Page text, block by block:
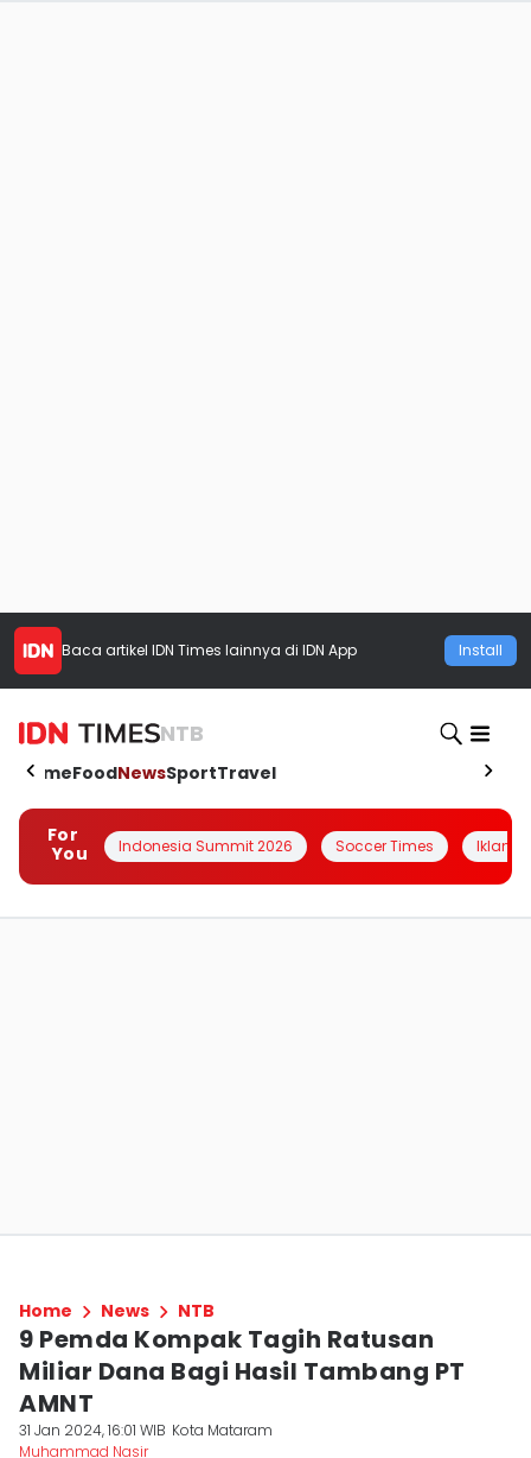
Baca artikel IDN Times lainnya di IDN App Install
NTB
HomeFoodNewsSportTravel
For
You
Indonesia Summit 2026 Soccer Times Iklanin
Home News NTB
9 Pemda Kompak Tagih Ratusan
Miliar Dana Bagi Hasil Tambang PT
AMNT
31 Jan 2024, 16:01 WIB Kota Mataram
Muhammad Nasir